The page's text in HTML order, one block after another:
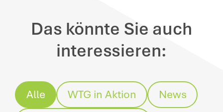
Das könnte Sie auch
interessieren:
Alle WTG in Aktion
News